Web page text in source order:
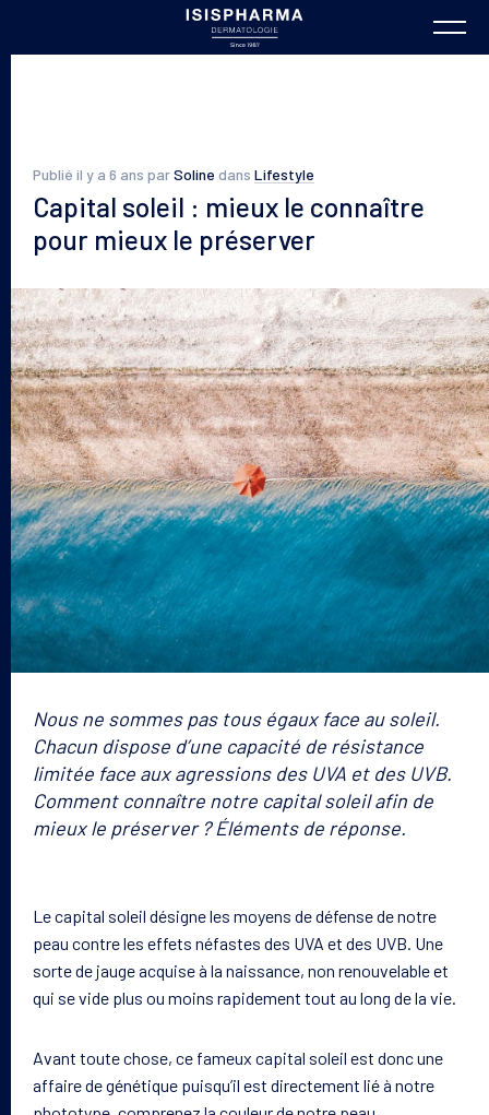
Publié il y a 6 ans parSoline dans Lifestyle
Capital soleil : mieux le connaître
pour mieux le préserver
Nous ne sommes pas tous égaux face au soleil.
Chacun dispose d’une capacité de résistance
limitée face aux agressions des UVA et des UVB.
Comment connaître notre capital soleil afin de
mieux le préserver ? Éléments de réponse.
Le capital soleil désigne les moyens de défense de notre
peau contre les effets néfastes des UVA et des UVB. Une
sorte de jauge acquise à la naissance, non renouvelable et
qui se vide plus ou moins rapidement tout au long de la vie.
Avant toute chose, ce fameux capital soleil est donc une
affaire de génétique puisqu’il est directement lié à notre